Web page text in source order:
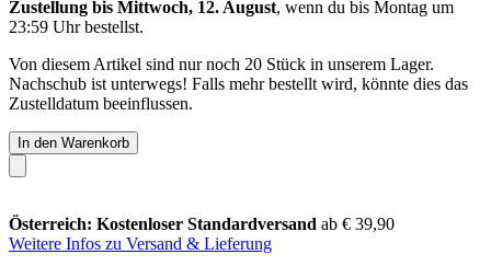
Zustellung bis Mittwoch, 12. August, wenn du bis Montag um
23:59 Uhrbestellst.
Von diesem Artikel sind nur noch 20 Stück in unserem Lager.
Nachschub ist unterwegs! Falls mehr bestellt wird, könnte dies das
Zustelldatum beeinflussen.
In den Warenkorb
Österreich: Kostenloser Standardversand ab € 39,90
Weitere Infos zu Versand & Lieferung